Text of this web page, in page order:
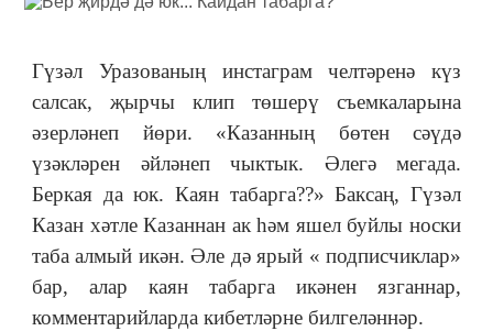
Гүзәл Уразованың инстаграм челтәренә күз
салсак, җырчы клип төшерү съемкаларына
әзерләнеп йөри. «Казанның бөтен сәүдә
үзәкләрен әйләнеп чыктык. Әлегә мегада.
Беркая да юк. Каян табарга??» Баксаң, Гүзәл
Казан хәтле Казаннан ак һәм яшел буйлы носки
таба алмый икән. Әле дә ярый « подписчиклар»
бар, алар каян табарга икәнен язганнар,
комментарийларда кибетләрне билгеләннәр.